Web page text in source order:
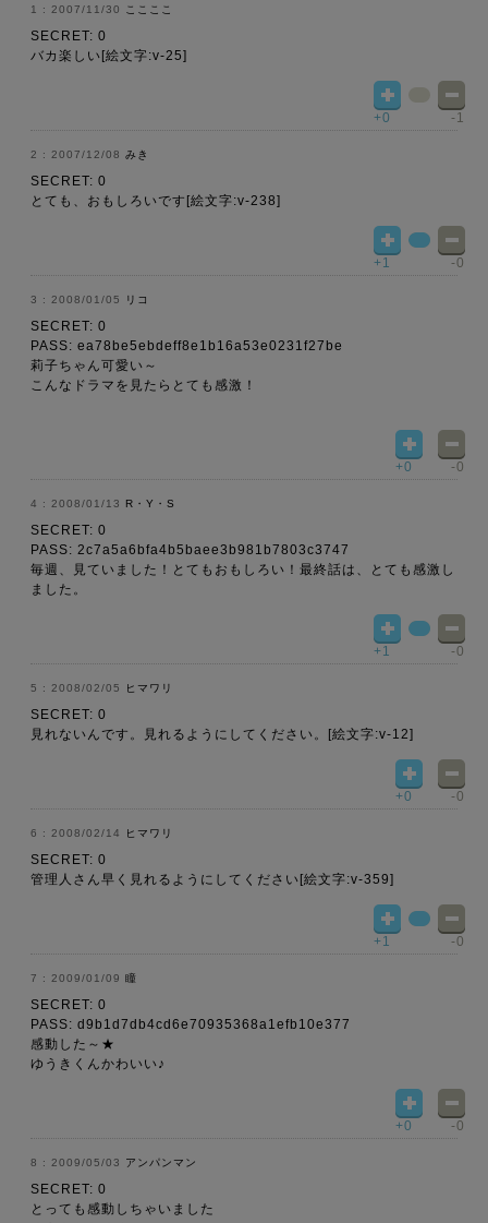
2007/11/30 ここここ
SECRET: 0
バカ楽しい[絵文字:v-25]
+0 -1
2007/12/08 みき
SECRET: 0
とても、おもしろいです[絵文字:v-238]
+1 -0
2008/01/05 リコ
SECRET: 0
PASS: ea78be5ebdeff8e1b16a53e0231f27be
莉子ちゃん可愛い～
こんなドラマを見たらとても感激！
+0 -0
2008/01/13 R・Y・S
SECRET: 0
PASS: 2c7a5a6bfa4b5baee3b981b7803c3747
毎週、見ていました！とてもおもしろい！最終話は、とても感激し
ました。
+1 -0
2008/02/05 ヒマワリ
SECRET: 0
見れないんです。見れるようにしてください。[絵文字:v-12]
+0 -0
2008/02/14 ヒマワリ
SECRET: 0
管理人さん早く見れるようにしてください[絵文字:v-359]
+1 -0
2009/01/09 瞳
SECRET: 0
PASS: d9b1d7db4cd6e70935368a1efb10e377
感動した～★
ゆうきくんかわいい♪
+0 -0
2009/05/03 アンパンマン
SECRET: 0
とっても感動しちゃいました